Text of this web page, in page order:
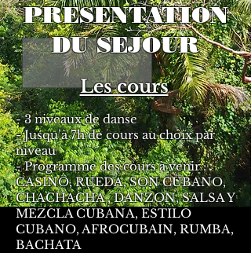
PRESENTATION
DU SEJOUR
Les cours
- 3 niveaux de danse
- Jusqu’à 7h de cours au choix par
niveau
- Programme des cours à venir :
CASINO, RUEDA, SON CUBANO,
CHACHACHA , DANZON, SALSA Y
MEZCLA CUBANA, ESTILO
CUBANO, AFROCUBAIN, RUMBA,
BACHATA